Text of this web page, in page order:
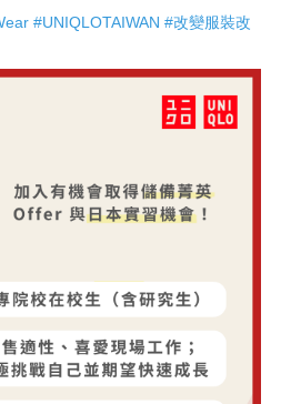
#UNIQLOTAIWAN #改變服裝改